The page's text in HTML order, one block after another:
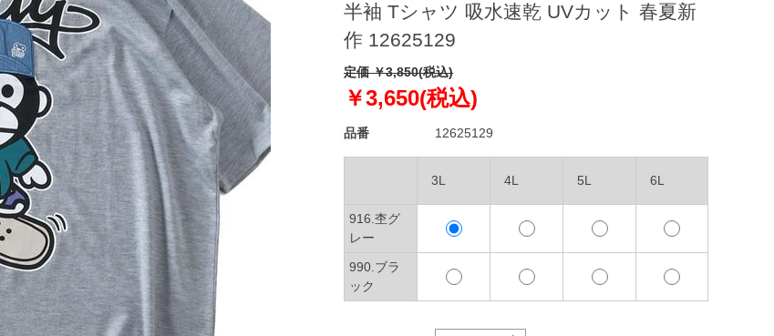
半袖 Tシャツ 吸水速乾 UVカット 春夏新
作 12625129
定価 ￥3,850(税込)
￥3,650(税込)
品番 12625129
3L 4L 5L 6L
916.杢グ
レー
990.ブラ
ック